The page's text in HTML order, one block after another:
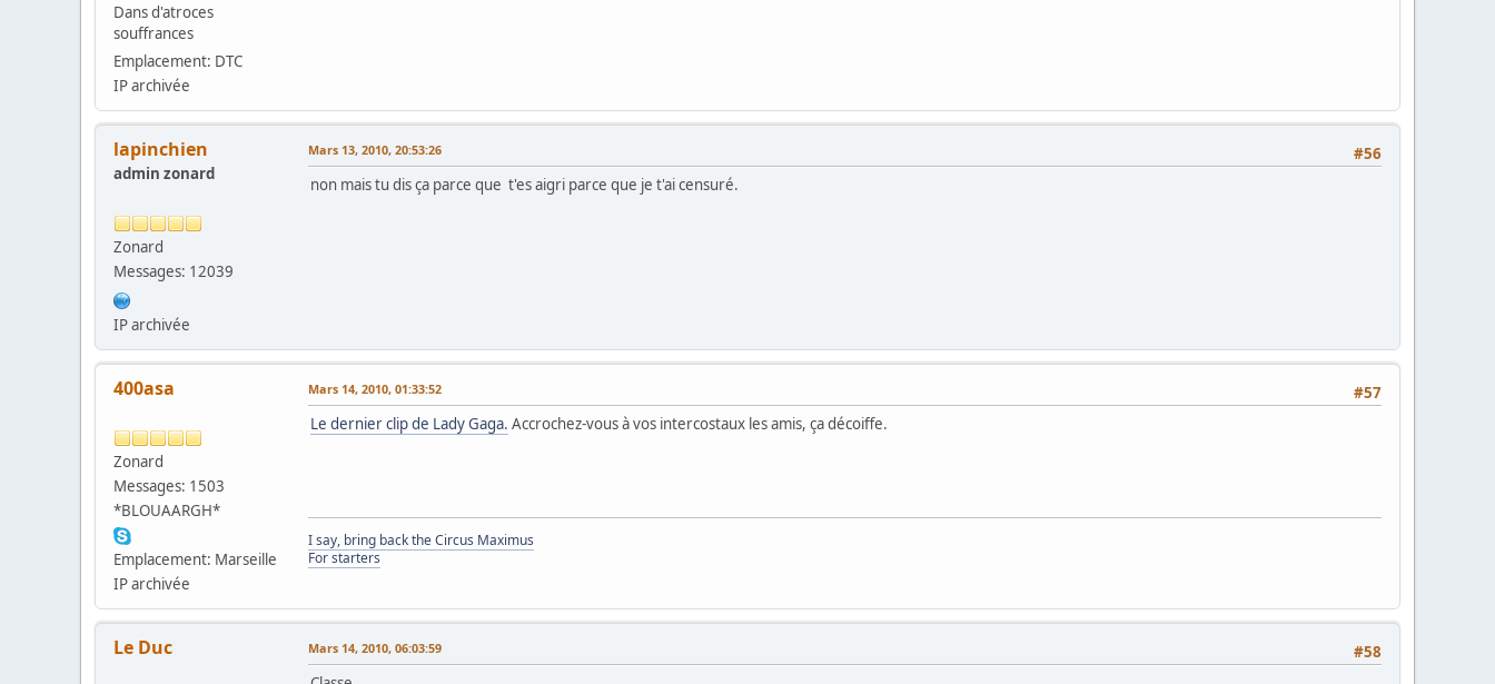
Dans d'atroces
souffrances
Emplacement: DTC
IP archivée
lapinchien
admin zonard
Zonard
Messages: 12039
IP archivée
#56
Mars 13, 2010, 20:53:26
non mais tu dis ça parce que t'es aigri parce que je t'ai censuré.
400asa
Zonard
Messages: 1503
*BLOUAARGH*
Emplacement: Marseille
IP archivée
#57
Mars 14, 2010, 01:33:52
Le dernier clip de Lady Gaga. Accrochez-vous à vos intercostaux les amis, ça décoiffe.
I say, bring back the Circus Maximus
For starters
Le Duc #58
Mars 14, 2010, 06:03:59